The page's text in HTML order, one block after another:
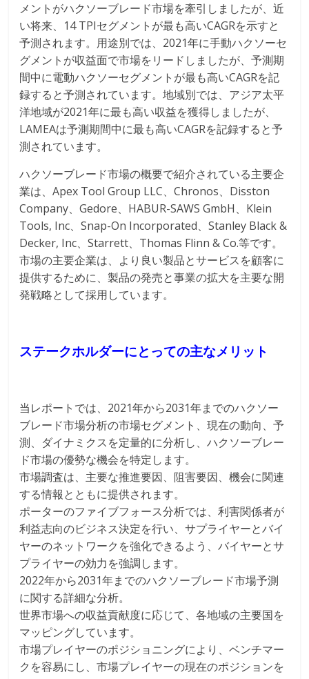
メントがハクソーブレード市場を牽引しましたが、近
い将来、14 TPIセグメントが最も高いCAGRを示すと
予測されます。用途別では、2021年に手動ハクソーセ
グメントが収益面で市場をリードしましたが、予測期
間中に電動ハクソーセグメントが最も高いCAGRを記
録すると予測されています。地域別では、アジア太平
洋地域が2021年に最も高い収益を獲得しましたが、
LAMEAは予測期間中に最も高いCAGRを記録すると予
測されています。
ハクソーブレード市場の概要で紹介されている主要企
業は、Apex Tool Group LLC、Chronos、Disston
Company、Gedore、HABUR-SAWS GmbH、Klein
Tools, Inc、Snap-On Incorporated、Stanley Black &
Decker, Inc、Starrett、Thomas Flinn & Co.等です。
市場の主要企業は、より良い製品とサービスを顧客に
提供するために、製品の発売と事業の拡大を主要な開
発戦略として採用しています。
ステークホルダーにとっての主なメリット
当レポートでは、2021年から2031年までのハクソー
ブレード市場分析の市場セグメント、現在の動向、予
測、ダイナミクスを定量的に分析し、ハクソーブレー
ド市場の優勢な機会を特定します。
市場調査は、主要な推進要因、阻害要因、機会に関連
する情報とともに提供されます。
ポーターのファイブフォース分析では、利害関係者が
利益志向のビジネス決定を行い、サプライヤーとバイ
ヤーのネットワークを強化できるよう、バイヤーとサ
プライヤーの効力を強調します。
2022年から2031年までのハクソーブレード市場予測
に関する詳細な分析。
世界市場への収益貢献度に応じて、各地域の主要国を
マッピングしています。
市場プレイヤーのポジショニングにより、ベンチマー
クを容易にし、市場プレイヤーの現在のポジションを